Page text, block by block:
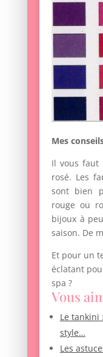
Mes
Il vous
rosé. Les
sont bien
rouge ou
bijoux à
saison. De
Et pour un
éclatant
spa ?
Vous
Le
style…
Les